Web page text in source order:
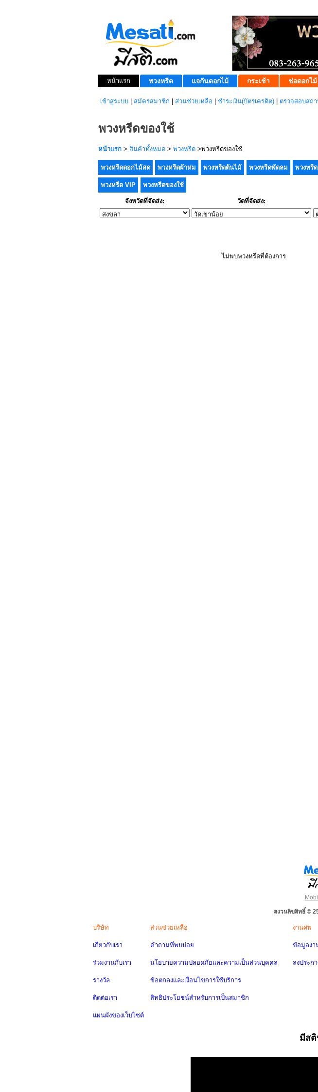
หน้าแรก พวงหรีด แจกันดอกไม้ กระเช้า ช่อดอกไม้
เข้าสู่ระบบ สมัครสมาชิก ส่วนช่วยเหลือ ชำระเงิน(บัตรเครดิต) ตรวจสอบสถา
พวงหรีดของใช้
หน้าแรก > สินค้าทั้งหมด > พวงหรีด >พวงหรีดของใช้
พวงหรีดดอกไม้สด พวงหรีดผ้าห่ม พวงหรีดต้นไม้ พวงหรีดพัดลม พวงหรี
พวงหรีด VIP พวงหรีดของใช้
จังหวัดที่จัดส่ง: วัดที่จัดส่ง:
ไม่พบพวงหรีดที่ต้องการ
สงวนลิขสิทธิ์ ©
บริษัท
เกี่ยวกับเรา
ร่วมงานกับเรา
รางวัล
ติดต่อเรา
แผนผังของเว็บไซต์
ส่วนช่วยเหลือ
คำถามที่พบบ่อย
นโยบายความปลอดภัยและความเป็นส่วนบุคคล
ข้อตกลงและเงื่อนไขการใช้บริการ
สิทธิประโยชน์สำหรับการเป็นสมาชิก
งานศพ
ข้อมูลงา
ลงประก
มีสติ